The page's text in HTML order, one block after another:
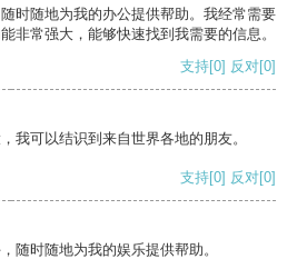
时随地为我的办公提供帮助。我经常需要
非常强大，能够快速找到我需要的信息。
支持[0] 反对[0]
我可以结识到来自世界各地的朋友。
支持[0] 反对[0]
随时随地为我的娱乐提供帮助。